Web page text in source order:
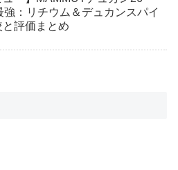
強：リチウム＆デュカンスパイ
と評価まとめ